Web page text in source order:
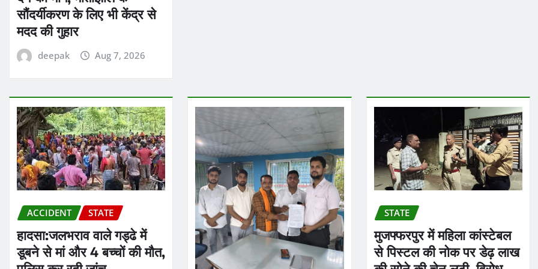
सौंदर्यीकरण के लिए भी केंद्र से
मदद की गुहार
deepak Aug 7, 2026
ACCIDENT STATE
हादसा:जलभराव वाले गड्ढे में
डूबने से मां और 4 बच्चों की मौत,
STATE
मुजफ्फरपुर में महिला कांस्टेबल
से पिस्टल की नोक पर डेढ़ लाख